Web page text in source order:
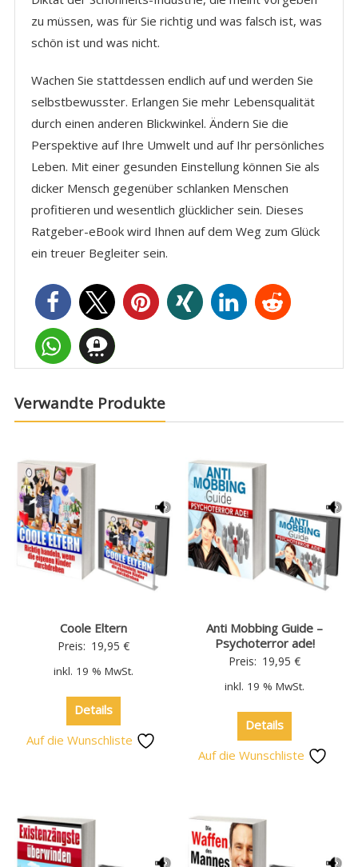
zu müssen, was für Sie richtig und was falsch ist, was
schön ist und was nicht.
Wachen Sie stattdessen endlich auf und werden Sie
selbstbewusster. Erlangen Sie mehr Lebensqualität
durch einen anderen Blickwinkel. Ändern Sie die
Perspektive auf Ihre Umwelt und auf Ihr persönliches
Leben. Mit einer gesunden Einstellung können Sie als
dicker Mensch gegenüber schlanken Menschen
profitieren und wesentlich glücklicher sein. Dieses
Ratgeber-eBook wird Ihnen auf dem Weg zum Glück
ein treuer Begleiter sein.
Verwandte Produkte
Coole Eltern
Preis: 19,95 €
inkl. 19 % MwSt.
Details
Auf die Wunschliste
Anti Mobbing Guide –
Psychoterror ade!
Preis: 19,95€
inkl. 19 % MwSt.
Details
Auf die Wunschliste